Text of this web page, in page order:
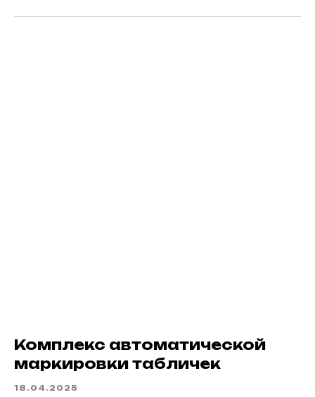
Комплекс автоматической
маркировки табличек
18.04.2025